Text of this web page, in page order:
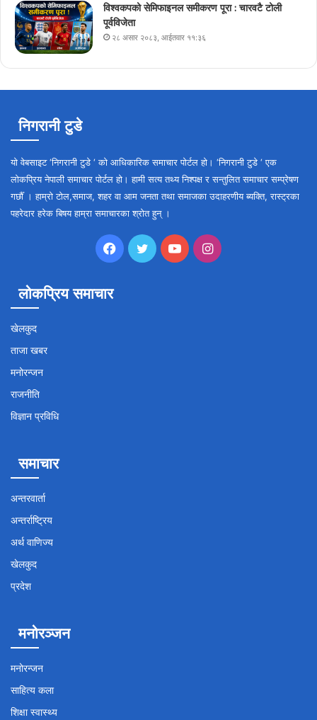
विश्वकपको सेमिफाइनल समीकरण पूरा : चारवटै टोली
पूर्वविजेता
२८ असार २०८३, आईतवार ११:३६
निगरानी टुडे
यो वेबसाइट ‘निगरानी टुडे ‘ को आधिकारिक समाचार पोर्टल हो। ‘निगरानी टुडे ‘ एक
लोकप्रिय नेपाली समाचार पोर्टल हो। हामी सत्य तथ्य निश्पक्ष र सन्तुलित समाचार सम्प्रेषण
गर्छौँ । हाम्रो टोल,समाज, शहर वा आम जनता तथा समाजका उदाहरणीय ब्यक्ति, रास्ट्रका
पहरेदार हरेक बिषय हाम्रा समाचारका श्रोत हुन् ।
Facebook
TwitterYouTubeInstagram
लोकप्रिय समाचार
खेलकुद
ताजा खबर
मनोरन्जन
राजनीति
विज्ञान प्रविधि
समाचार
अन्तरवार्ता
अन्तर्राष्ट्रिय
अर्थ वाणिज्य
खेलकुद
प्रदेश
मनोरञ्जन
मनोरन्जन
साहित्य कला
शिक्षा स्वास्थ्य